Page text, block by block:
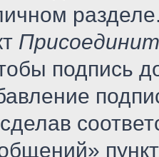
подпись